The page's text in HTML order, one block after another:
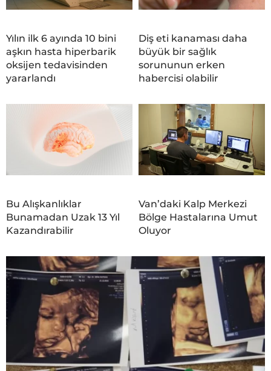
Yılın ilk 6 ayında 10 bini
aşkın hasta hiperbarik
oksijen tedavisinden
yararlandı
Diş eti kanaması daha
büyük bir sağlık
sorununun erken
habercisi olabilir
Bu Alışkanlıklar
Bunamadan Uzak 13 Yıl
Kazandırabilir
Van’daki Kalp Merkezi
Bölge Hastalarına Umut
Oluyor